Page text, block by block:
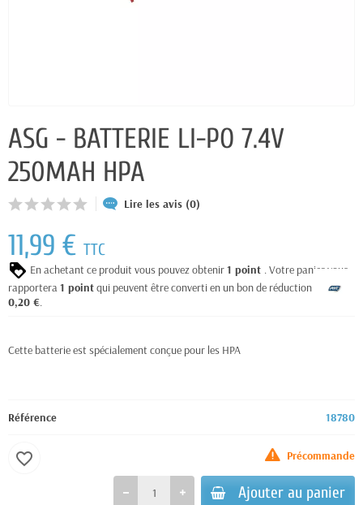
ASG - BATTERIE LI-PO 7.4V
250MAH HPA
Lire les avis (0)
11,99 € TTC
En achetant ce produit vous pouvez obtenir1 point . Votre panier vous
rapportera1 pointqui peuvent être converti en un bon de réduction de
0,20 €.
Cette batterie est spécialement conçue pour les HPA
Référence 18780
Précommande
Ajouter au panier
favorite_border